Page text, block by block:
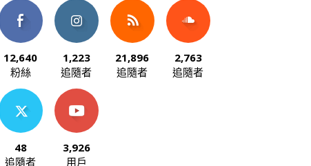
12,640
粉絲
1,223
追隨者
21,896
追隨者
2,763
追隨者
48
追隨者
3,926
用戶